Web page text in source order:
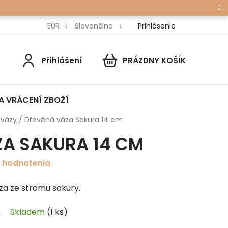
EUR Slovenčina Prihlásenie
Přihlášení
NÁKUPNÝPRÁZDNY KOŠÍK
VRÁCENÍ ZBOŽÍ
/ Dřevěná váza Sakura 14 cm
SAKURA 14 CM
ze stromu sakury.
Skladem (1 ks)